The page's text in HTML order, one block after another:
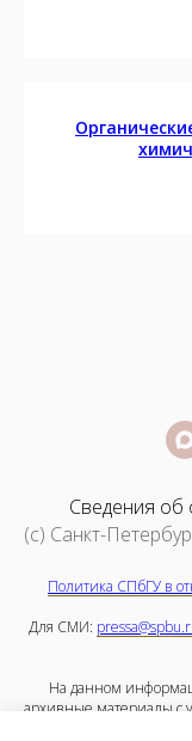
Сведения об
(c) Санкт-
Политика СПбГУ в
Для СМИ:
На данном
архивные материалы с